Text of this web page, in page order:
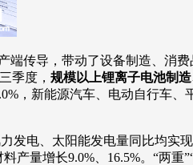
端传导，带动了设备制造、消
季度， 规模以上锂离子电池制
，新能源汽车、电动自行车、
发电、太阳能发电量同比均实现
产量增长9.0%、16.5%。“两重